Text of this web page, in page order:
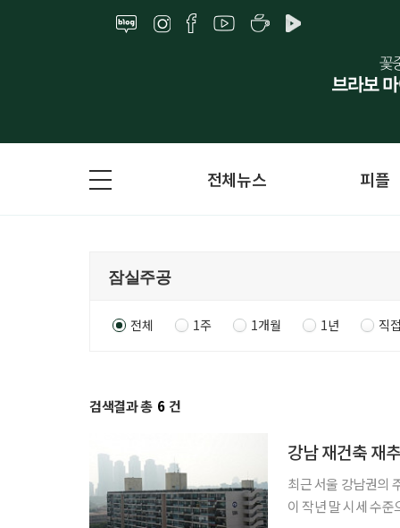
전체뉴스 피플
전체 1주 1개월 1년 직
검색결과 총 6 건
강남 재건축 재
최근 서울 강남권의
이 작년 말 시세 수